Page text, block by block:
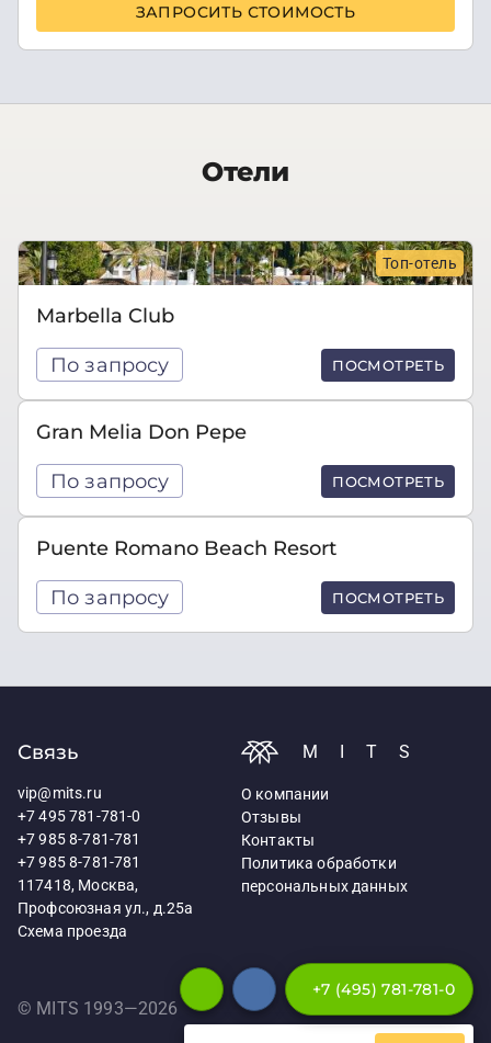
ЗАПРОСИТЬ СТОИМОСТЬ
Отели
Топ-отель
Marbella Club
По запросу ПОСМОТРЕТЬ
Gran Melia Don Pepe
По запросу ПОСМОТРЕТЬ
Puente Romano Beach Resort
По запросу ПОСМОТРЕТЬ
Связь
vip@mits.ru
+7 495 781-781-0
+7 985 8-781-781
+7 985 8-781-781
117418, Москва,
Профсоюзная ул., д.25а
Схема проезда
MITS
О компании
Отзывы
Контакты
Политика обработки
персональных данных
© MITS 1993—2026
+7 (495) 781-781-0